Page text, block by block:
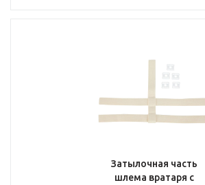
Затылочная часть
шлема вратаря с